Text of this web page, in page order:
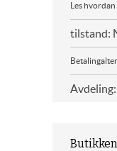
Les
tilstand:
Butikken